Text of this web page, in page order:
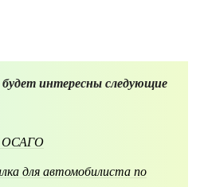
интересны следующие
ОСАГО
для автомобилиста по